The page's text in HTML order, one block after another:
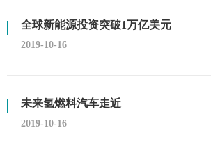
全球新能源投资突破1万亿美元
2019-10-16
未来氢燃料汽车走近
2019-10-16